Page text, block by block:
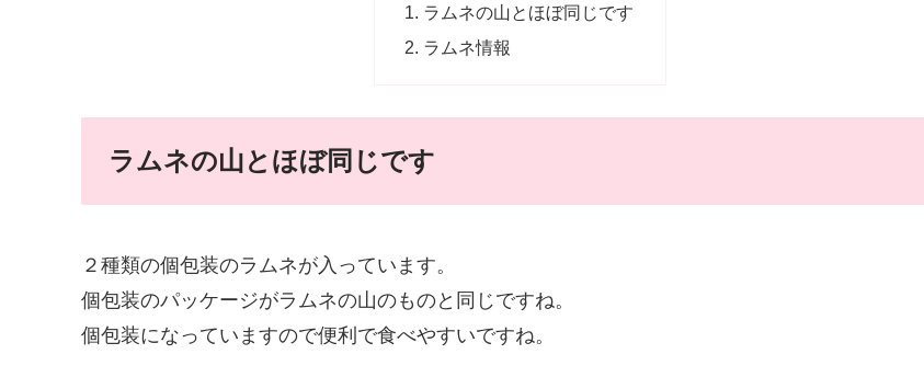
ラムネの山とほぼ同じです
ラムネ情報
ラムネの山とほぼ同じです
２種類の個包装のラムネが入っています。
個包装のパッケージがラムネの山のものと同じですね。
個包装になっていますので便利で食べやすいですね。